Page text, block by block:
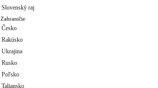
Slovenský raj
Zahraničie
Česko
Rakúsko
Ukrajina
Rusko
Poľsko
Taliansko